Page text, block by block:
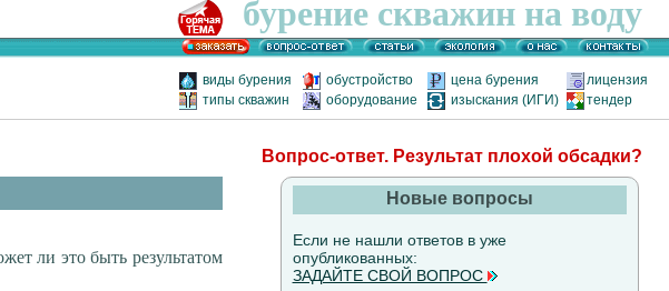
бурение скважин на воду
виды бурения обустройство цена бурения
лицензия
типы скважин
оборудование изыскания (ИГИ) тендер
Вопрос-ответ. Результат плохой обсадки?
ли это быть результатом
Новые вопросы
Если не нашли ответов в уже
опубликованных:
ЗАДАЙТЕ СВОЙ ВОПРОС